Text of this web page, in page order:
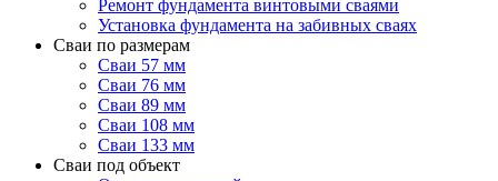
Ремонт фундамента винтовыми сваями
Установка фундамента на забивных сваях
Сваи по размерам
Сваи 57 мм
Сваи 76 мм
Сваи 89 мм
Сваи 108 мм
Сваи 133 мм
Сваи под объект